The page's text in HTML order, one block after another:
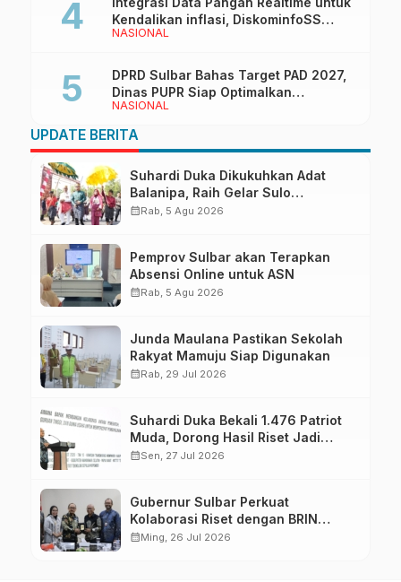
NASIONAL
Kendalikan inflasi, DiskominfoSS
Sulbar Kembangkan Sistem SAPEDA
NASIONAL
DPRD Sulbar Bahas Target PAD 2027,
Dinas PUPR Siap Optimalkan
Pendapatan Daerah
UPDATE BERITA
Suhardi Duka Dikukuhkan Adat
Balanipa, Raih Gelar Sulo
Tappidena
calendar_monthRab, 5 Agu 2026
Pemprov Sulbar akan Terapkan
Absensi Online untuk ASN
calendar_monthRab, 5 Agu 2026
Junda Maulana Pastikan Sekolah
Rakyat Mamuju Siap Digunakan
calendar_monthRab, 29 Jul 2026
Suhardi Duka Bekali 1.476 Patriot
Muda, Dorong Hasil Riset Jadi
Dasar Kebijakan Transmigrasi
calendar_monthSen, 27 Jul 2026
Gubernur Sulbar Perkuat
Kolaborasi Riset dengan BRIN
untuk Mendukung Pembangunan
calendar_monthMing, 26 Jul 2026